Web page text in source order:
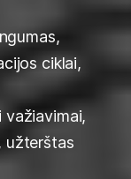
ciklai,
važiavimai,
užterštas